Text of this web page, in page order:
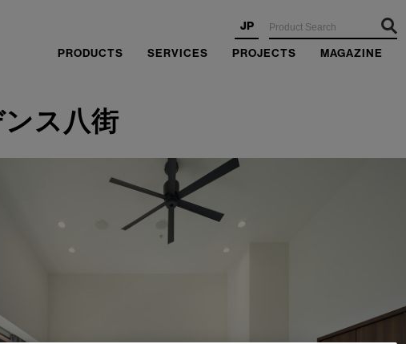
JP
PRODUCTS SERVICES PROJECTS MAGAZINE
ス八街